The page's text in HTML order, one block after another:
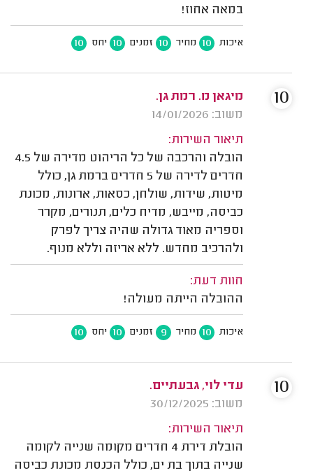
במאה אחוז!
איכות 10 מחיר 10 זמנים 10 יחס 10
מיגאן מ. רמת גן.
משוב: 14/01/2026
תיאור השירות:
הובלה והרכבה של כל הריהוט מדירה של 4.5
חדרים לדירה של 5 חדרים ברמת גן, כולל
מיטות, שידות, שולחן, כסאות, ארונות, מכונת
כביסה, מייבש, מדיח כלים, תנורים, מקרר
וספריה מאוד גדולה שהיה צריך לפרק
ולהרכיב מחדש. ללא אריזה וללא מנוף.
חוות דעת:
ההובלה הייתה מעולה!
איכות 10 מחיר 9 זמנים 10 יחס 10
10
עדי לוי, גבעתיים.
משוב: 30/12/2025
תיאור השירות:
הובלת דירת 4 חדרים מקומה שנייה לקומה
שנייה בתוך בת ים, כולל הכנסת מכונת כביסה
10